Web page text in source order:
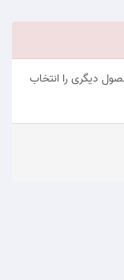
دیگری را انتخاب